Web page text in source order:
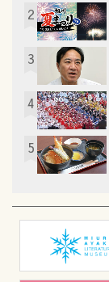
2
3
4
5